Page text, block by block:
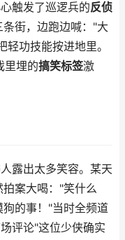
触发了巡逻兵的反侦
街，边跑边喊："大
功技能按进地里。
里埋的搞笑标签激
露出太多笑容。某天
案大喝："笑什么
的事！"当时全频道
评论"这位少侠确实